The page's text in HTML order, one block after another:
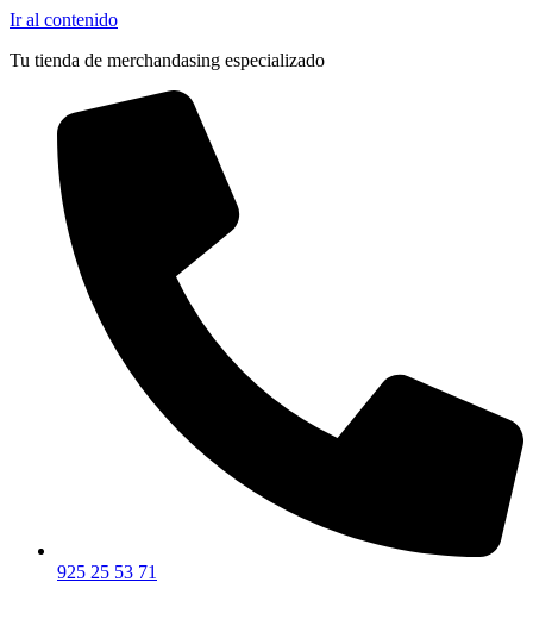
Ir al contenido
Tu tienda de merchandasing especializado
925 25 53 71